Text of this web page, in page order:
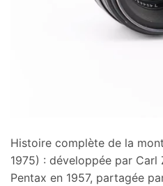
Histoire complète de la
1975) : développée par Carl
Pentax en 1957, partagée